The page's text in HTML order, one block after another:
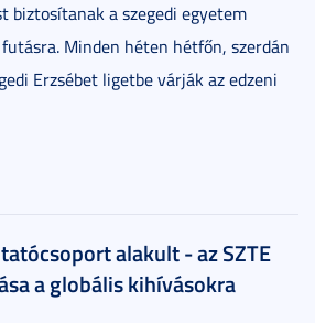
biztosítanak a szegedi egyetem
Minden héten hétfőn, szerdán
Erzsébet ligetbe várják az edzeni
alakult - az SZTE
a globális kihívásokra